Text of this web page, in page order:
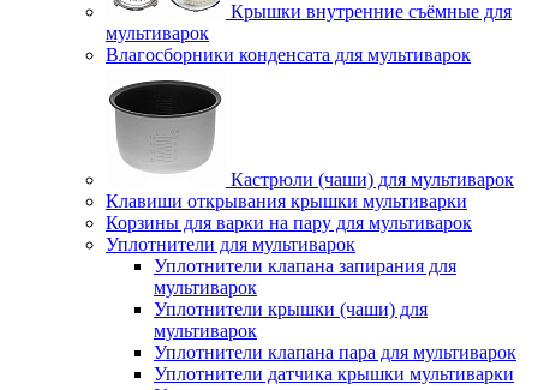
Крышки внутренние съёмные для
мультиварок
Влагосборники конденсата для мультиварок
Кастрюли (чаши) для мультиварок
Клавиши открывания крышки мультиварки
Корзины для варки на пару для мультиварок
Уплотнители для мультиварок
Уплотнители клапана запирания для
мультиварок
Уплотнители крышки (чаши) для
мультиварок
Уплотнители клапана пара для мультиварок
Уплотнители датчика крышки мультиварки